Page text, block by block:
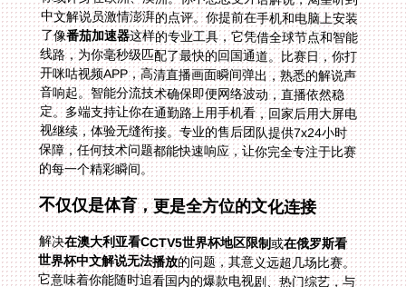
了像番茄加速器这样的专业工具，它凭借全球节点和智能
线路，为你毫秒级匹配了最快的回国通道。比赛日，你打
开咪咕视频APP，高清直播画面瞬间弹出，熟悉的解说声
音响起。智能分流技术确保即便网络波动，直播依然稳
定。多端支持让你在通勤路上用手机看，回家后用大屏电
视继续，体验无缝衔接。专业的售后团队提供7x24小时
保障，任何技术问题都能快速响应，让你完全专注于比赛
的每一个精彩瞬间。
不仅仅是体育，更是全方位的文化连接
解决在澳大利亚看CCTV5世界杯地区限制或在俄罗斯看
世界杯中文解说无法播放的问题，其意义远超几场比赛。
它意味着你能随时追看国内的爆款电视剧、热门综艺，与
国内社交热点同步，缓解那份挥之不去的乡愁。这背后依
赖的，正是加速器全方位的技术支撑：从广泛的节点布局
到智能的线路优化，从稳定的带宽保障到坚固的安全加
密，再到随时待命的专业客服团队。这些功能共同作用，